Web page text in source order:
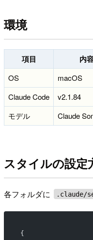
環境
項目 内
OS
macOS
Claude Code
v2.1.84
モデル
Claude
スタイルの設定
各フォルダに .claude/
{